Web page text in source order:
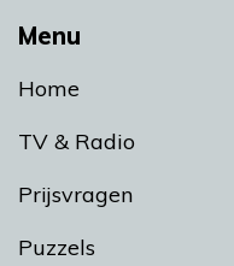
Menu
Home
TV & Radio
Prijsvragen
Puzzels